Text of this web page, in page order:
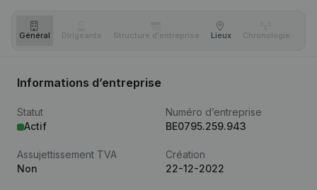
Général Dirigeants Structure d'entreprise Lieux Chronologie
Informations d’entreprise
Statut
Actif
Numéro d’entreprise
BE0795.259.943
Assujettissement TVA
Non
Création
22-12-2022